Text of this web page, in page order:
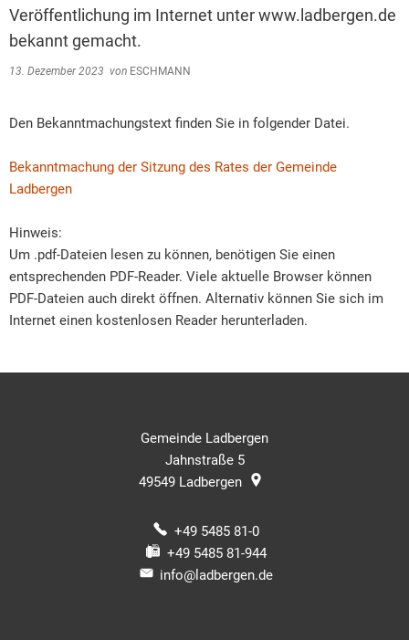
Veröffentlichung im Internet unter www.ladbergen.de
bekannt gemacht.
13. Dezember 2023 von ESCHMANN
Den Bekanntmachungstext finden Sie in folgender Datei.
Bekanntmachung der Sitzung des Rates der Gemeinde
Ladbergen
Hinweis:
Um .pdf-Dateien lesen zu können, benötigen Sie einen
entsprechenden PDF-Reader. Viele aktuelle Browser können
PDF-Dateien auch direkt öffnen. Alternativ können Sie sich im
Internet einen kostenlosen Reader herunterladen.
Gemeinde Ladbergen
Jahnstraße 5
49549 Ladbergen
+49 5485 81-0
+49 5485 81-944
info@ladbergen.de